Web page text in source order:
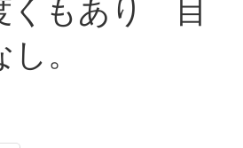
もあり 目
。